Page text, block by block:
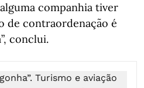
companhia tiver
de contraordenação é
conclui.